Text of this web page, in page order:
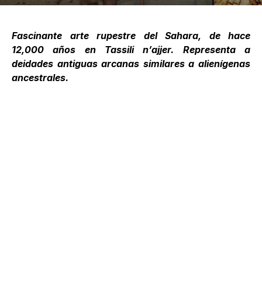
Fascinante arte rupestre del Sahara, de hace
12,000 años en Tassili n’ajjer. Representa a
deidades antiguas arcanas similares a alienígenas
ancestrales.